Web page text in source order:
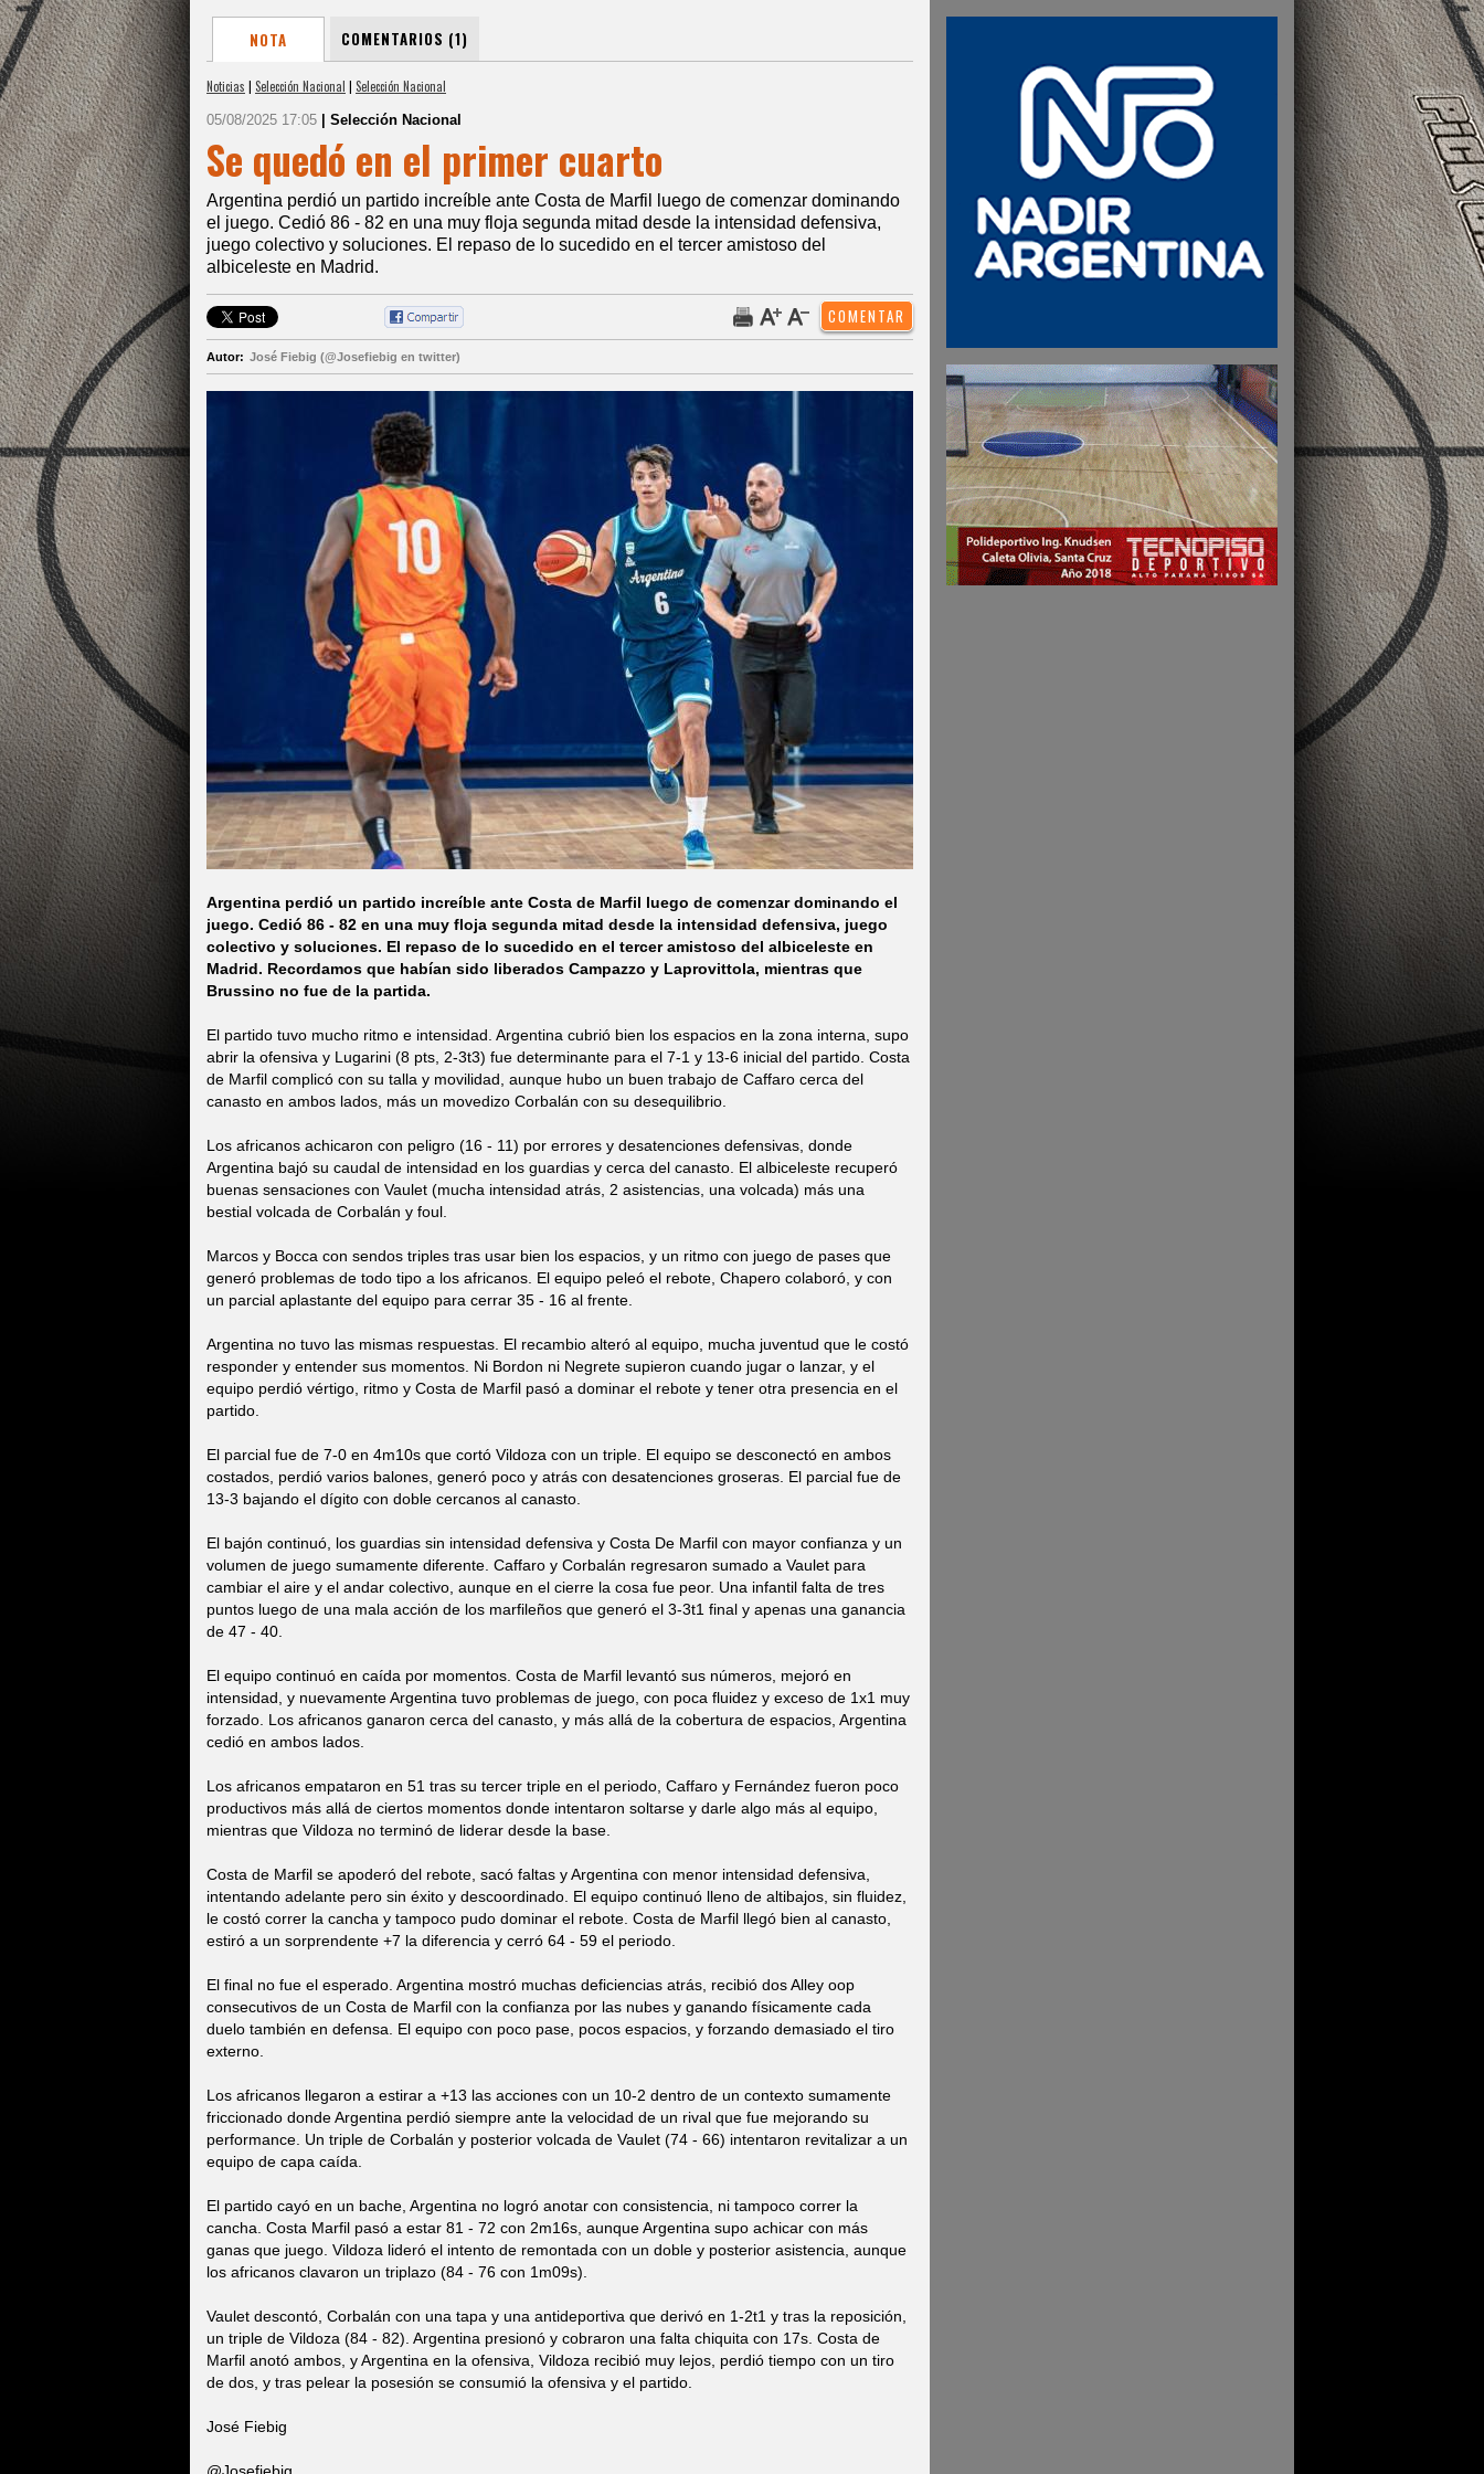
NOTA COMENTARIOS (1)
Noticias | Selección Nacional | Selección Nacional
05/08/2025 17:05 | Selección Nacional
Se quedó en el primer cuarto
Argentina perdió un partido increíble ante Costa de Marfil luego de comenzar dominando
el juego. Cedió 86 - 82 en una muy floja segunda mitad desde la intensidad defensiva,
juego colectivo y soluciones. El repaso de lo sucedido en el tercer amistoso del
albiceleste en Madrid.
Autor: José Fiebig (@Josefiebig en twitter)
Argentina perdió un partido increíble ante Costa de Marfil luego de comenzar dominando el
juego. Cedió 86 - 82 en una muy floja segunda mitad desde la intensidad defensiva, juego
colectivo y soluciones. El repaso de lo sucedido en el tercer amistoso del albiceleste en
Madrid. Recordamos que habían sido liberados Campazzo y Laprovittola, mientras que
Brussino no fue de la partida.
El partido tuvo mucho ritmo e intensidad. Argentina cubrió bien los espacios en la zona interna, supo
abrir la ofensiva y Lugarini (8 pts, 2-3t3) fue determinante para el 7-1 y 13-6 inicial del partido. Costa
de Marfil complicó con su talla y movilidad, aunque hubo un buen trabajo de Caffaro cerca del
canasto en ambos lados, más un movedizo Corbalán con su desequilibrio.
Los africanos achicaron con peligro (16 - 11) por errores y desatenciones defensivas, donde
Argentina bajó su caudal de intensidad en los guardias y cerca del canasto. El albiceleste recuperó
buenas sensaciones con Vaulet (mucha intensidad atrás, 2 asistencias, una volcada) más una
bestial volcada de Corbalán y foul.
Marcos y Bocca con sendos triples tras usar bien los espacios, y un ritmo con juego de pases que
generó problemas de todo tipo a los africanos. El equipo peleó el rebote, Chapero colaboró, y con
un parcial aplastante del equipo para cerrar 35 - 16 al frente.
Argentina no tuvo las mismas respuestas. El recambio alteró al equipo, mucha juventud que le costó
responder y entender sus momentos. Ni Bordon ni Negrete supieron cuando jugar o lanzar, y el
equipo perdió vértigo, ritmo y Costa de Marfil pasó a dominar el rebote y tener otra presencia en el
partido.
El parcial fue de 7-0 en 4m10s que cortó Vildoza con un triple. El equipo se desconectó en ambos
costados, perdió varios balones, generó poco y atrás con desatenciones groseras. El parcial fue de
13-3 bajando el dígito con doble cercanos al canasto.
El bajón continuó, los guardias sin intensidad defensiva y Costa De Marfil con mayor confianza y un
volumen de juego sumamente diferente. Caffaro y Corbalán regresaron sumado a Vaulet para
cambiar el aire y el andar colectivo, aunque en el cierre la cosa fue peor. Una infantil falta de tres
puntos luego de una mala acción de los marfileños que generó el 3-3t1 final y apenas una ganancia
de 47 - 40.
El equipo continuó en caída por momentos. Costa de Marfil levantó sus números, mejoró en
intensidad, y nuevamente Argentina tuvo problemas de juego, con poca fluidez y exceso de 1x1 muy
forzado. Los africanos ganaron cerca del canasto, y más allá de la cobertura de espacios, Argentina
cedió en ambos lados.
Los africanos empataron en 51 tras su tercer triple en el periodo, Caffaro y Fernández fueron poco
productivos más allá de ciertos momentos donde intentaron soltarse y darle algo más al equipo,
mientras que Vildoza no terminó de liderar desde la base.
Costa de Marfil se apoderó del rebote, sacó faltas y Argentina con menor intensidad defensiva,
intentando adelante pero sin éxito y descoordinado. El equipo continuó lleno de altibajos, sin fluidez,
le costó correr la cancha y tampoco pudo dominar el rebote. Costa de Marfil llegó bien al canasto,
estiró a un sorprendente +7 la diferencia y cerró 64 - 59 el periodo.
El final no fue el esperado. Argentina mostró muchas deficiencias atrás, recibió dos Alley oop
consecutivos de un Costa de Marfil con la confianza por las nubes y ganando físicamente cada
duelo también en defensa. El equipo con poco pase, pocos espacios, y forzando demasiado el tiro
externo.
Los africanos llegaron a estirar a +13 las acciones con un 10-2 dentro de un contexto sumamente
friccionado donde Argentina perdió siempre ante la velocidad de un rival que fue mejorando su
performance. Un triple de Corbalán y posterior volcada de Vaulet (74 - 66) intentaron revitalizar a un
equipo de capa caída.
El partido cayó en un bache, Argentina no logró anotar con consistencia, ni tampoco correr la
cancha. Costa Marfil pasó a estar 81 - 72 con 2m16s, aunque Argentina supo achicar con más
ganas que juego. Vildoza lideró el intento de remontada con un doble y posterior asistencia, aunque
los africanos clavaron un triplazo (84 - 76 con 1m09s).
Vaulet descontó, Corbalán con una tapa y una antideportiva que derivó en 1-2t1 y tras la reposición,
un triple de Vildoza (84 - 82). Argentina presionó y cobraron una falta chiquita con 17s. Costa de
Marfil anotó ambos, y Argentina en la ofensiva, Vildoza recibió muy lejos, perdió tiempo con un tiro
de dos, y tras pelear la posesión se consumió la ofensiva y el partido.
José Fiebig